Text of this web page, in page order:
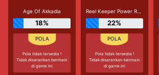
Age Of Akkadia
18%
Pola tidak tersedia !
Tidak disarankan bermain
di game ini
Reel Keeper Power Reels
22%
Pola tidak tersedia !
Tidak disarankan bermain
di game ini